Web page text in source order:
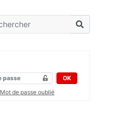
OK
Mot de passe oublié